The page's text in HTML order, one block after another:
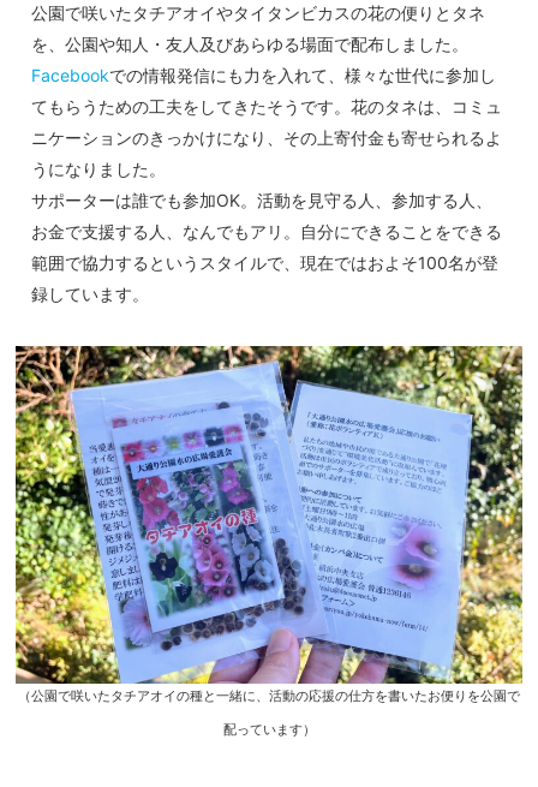
公園で咲いたタチアオイやタイタンビカスの花の便りとタネ
を、公園や知人・友人及びあらゆる場面で配布しました。
Facebookでの情報発信にも力を入れて、様々な世代に参加し
てもらうための工夫をしてきたそうです。花のタネは、コミュ
ニケーションのきっかけになり、その上寄付金も寄せられるよ
うになりました。
サポーターは誰でも参加OK。活動を見守る人、参加する人、
お金で支援する人、なんでもアリ。自分にできることをできる
範囲で協力するというスタイルで、現在ではおよそ100名が登
録しています。
（公園で咲いたタチアオイの種と一緒に、活動の応援の仕方を書いたお便りを公園で
配っています）